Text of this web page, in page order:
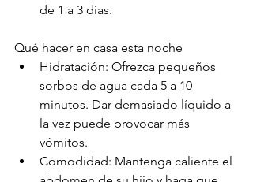
de 1 a 3 días.
Qué hacer en casa esta noche
Hidratación: Ofrezca pequeños
sorbos de agua cada 5 a 10
minutos. Dar demasiado líquido a
la vez puede provocar más
vómitos.
Comodidad: Mantenga caliente el